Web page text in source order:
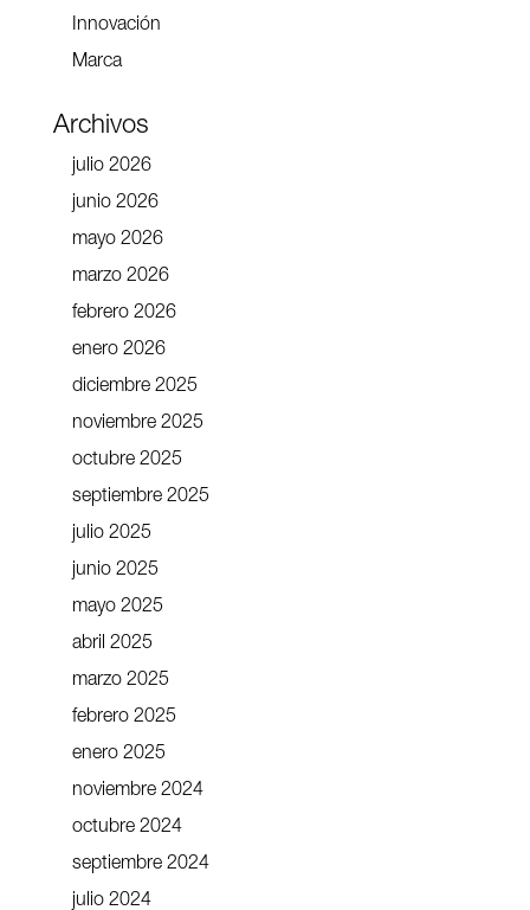
Innovación
Marca
Archivos
julio 2026
junio 2026
mayo 2026
marzo 2026
febrero 2026
enero 2026
diciembre 2025
noviembre 2025
octubre 2025
septiembre 2025
julio 2025
junio 2025
mayo 2025
abril 2025
marzo 2025
febrero 2025
enero 2025
noviembre 2024
octubre 2024
septiembre 2024
julio 2024